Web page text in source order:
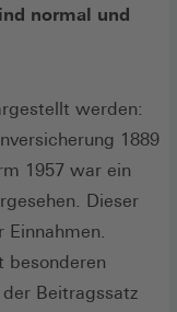
einem
normal und
werden:
1889
1957 war ein
Dieser
Einnahmen.
besonderen
Beitragssatz